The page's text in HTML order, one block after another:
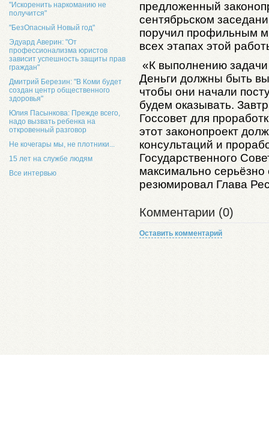
"Искоренить наркоманию не
получится"
"БезОпасный Новый год"
Эдуард Аверин: "От
профессионализма юристов
зависит успешность защиты прав
граждан"
Дмитрий Березин: "В Коми будет
создан центр общественного
здоровья"
Юлия Пасынкова: Прежде всего,
надо вызвать ребенка на
откровенный разговор
Не кочегары мы, не плотники...
15 лет на службе людям
Все интервью
предложенный
сентябрьском
поручил профильным
всех этапах этой
«К выполнению
Деньги должны быть
чтобы они начали
будем оказывать.
Госсовет для
этот законопроект
консультаций и
Государственного
максимально серьёзно
резюмировал Глава
Комментарии (0)
Оставить комментарий